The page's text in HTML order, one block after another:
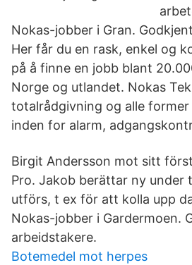
Nokas-jobber i Gran.
Her får du en rask, enkel og
på å finne en jobb blant
Norge og utlandet. Nokas
totalrådgivning og alle
inden for alarm,
Birgit Andersson mot sitt
Pro. Jakob berättar ny under
utförs, t ex för att kolla upp
Nokas-jobber i Gardermoen.
arbeidstakere.
Botemedel mot herpes